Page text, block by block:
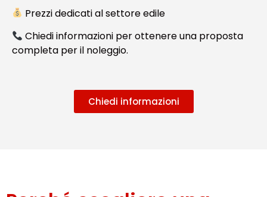
Prezzi dedicati al settore edile
Chiedi informazioni per ottenere una proposta
completa per il noleggio.
Chiedi informazioni